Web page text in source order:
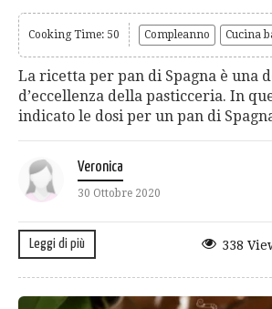
Cooking Time: 50 Compleanno Cucina
La ricetta per pan di Spagna è una
d’eccellenza della pasticceria. In
indicato le dosi per un pan di
Veronica
30 Ottobre 2020
Leggi di più 338